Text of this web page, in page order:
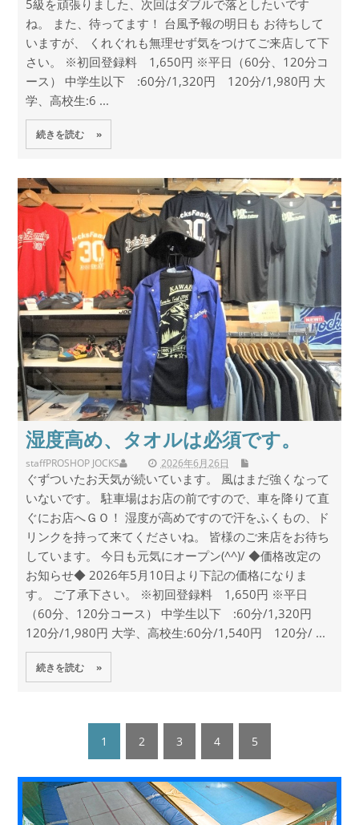
5級を頑張りました、次回はダブルで落としたいです
ね。 また、待ってます！ 台風予報の明日も お待ちして
いますが、 くれぐれも無理せず気をつけてご来店して下
さい。 ※初回登録料 1,650円 ※平日（60分、120分コ
ース） 中学生以下 :60分/1,320円 120分/1,980円 大
学、高校生:6 ...
続きを読む »
湿度高め、タオルは必須です。
staff 2026年6月26日
PROSHOP JOCKS
ぐずついたお天気が続いています。 風はまだ強くなって
いないです。 駐車場はお店の前ですので、車を降りて直
ぐにお店へＧＯ！ 湿度が高めですので汗をふくもの、ド
リンクを持って来てくださいね。 皆様のご来店をお待ち
しています。 今日も元気にオープン(^^)/ ◆価格改定の
お知らせ◆ 2026年5月10日より下記の価格になりま
す。 ご了承下さい。 ※初回登録料 1,650円 ※平日
（60分、120分コース） 中学生以下 :60分/1,320円
120分/1,980円 大学、高校生:60分/1,540円 120分/ ...
続きを読む »
1 2 3 4 5